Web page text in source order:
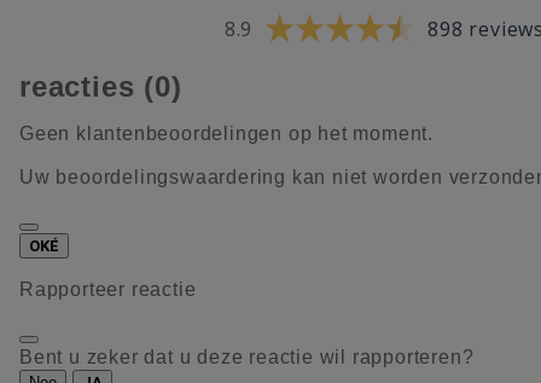
8.9 898
reacties (0)
Geen klantenbeoordelingen op het moment.
Uw beoordelingswaardering kan niet worden
OKÉ
Rapporteer reactie
Bent u zeker dat u deze reactie wil rapporteren?